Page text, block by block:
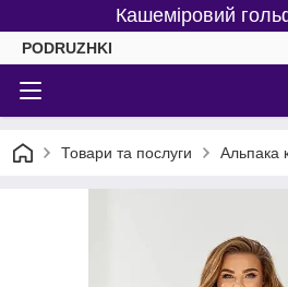
Кашеміровий
PODRUZHKI
Товари та послуги Альпака